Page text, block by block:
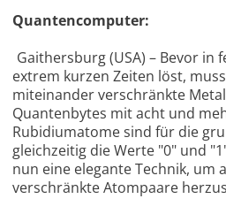
Quantencomputer:
Gaithersburg (USA) – Bevor
extrem kurzen Zeiten löst,
miteinander verschränkte
Quantenbytes mit acht und
Rubidiumatome sind für die
gleichzeitig die Werte "0" und
nun eine elegante Technik,
verschränkte Atompaare